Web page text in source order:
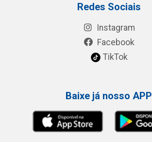
Redes Sociais
Instagram
Facebook
TikTok
Baixe já nosso APP